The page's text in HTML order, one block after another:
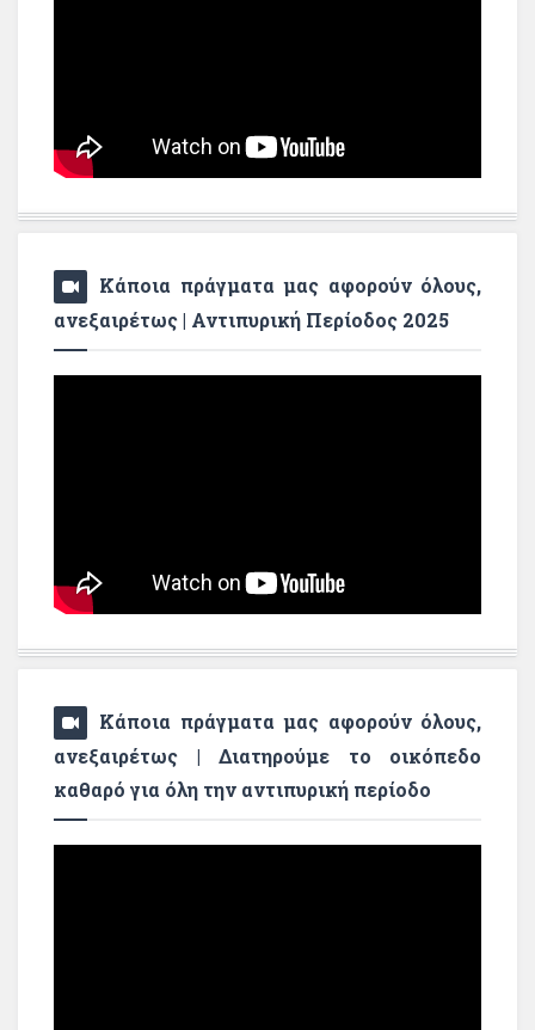
Κάποια πράγματα μας αφορούν όλους,
ανεξαιρέτως | Αντιπυρική Περίοδος 2025
Κάποια πράγματα μας αφορούν όλους,
ανεξαιρέτως | Διατηρούμε το οικόπεδο
καθαρό για όλη την αντιπυρική περίοδο